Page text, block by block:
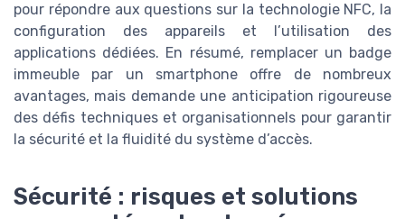
pour répondre aux questions sur la technologie NFC, la
configuration des appareils et l’utilisation des
applications dédiées. En résumé, remplacer un badge
immeuble par un smartphone offre de nombreux
avantages, mais demande une anticipation rigoureuse
des défis techniques et organisationnels pour garantir
la sécurité et la fluidité du système d’accès.
Sécurité : risques et solutions